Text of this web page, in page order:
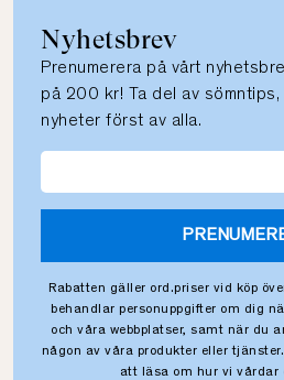
Nyhetsbrev
Prenumerera på vårt
på 200 kr! Ta del av
nyheter först av alla.
Rabatten gäller ord.priser vid köp
behandlar personuppgifter om dig
och våra webbplatser, samt när du
någon av våra produkter eller
att läsa om hur vi vårdar